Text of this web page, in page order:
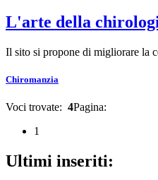
L'arte della
Il sito si propone di migliorare la
Chiromanzia
Voci trovate: 4Pagina:
1
Ultimi inseriti: